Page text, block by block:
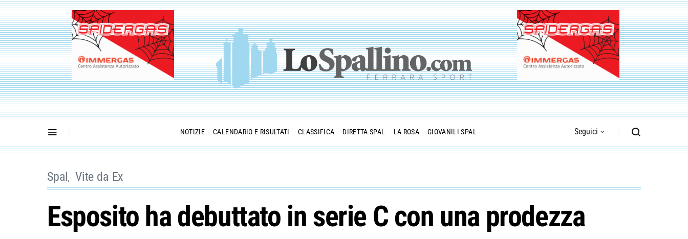
NOTIZIE CALENDARIO E RISULTATI CLASSIFICA DIRETTA SPAL LA ROSA GIOVANILI SPAL Seguici
Spal Vite da Ex
Esposito ha debuttato in serie C con una prodezza